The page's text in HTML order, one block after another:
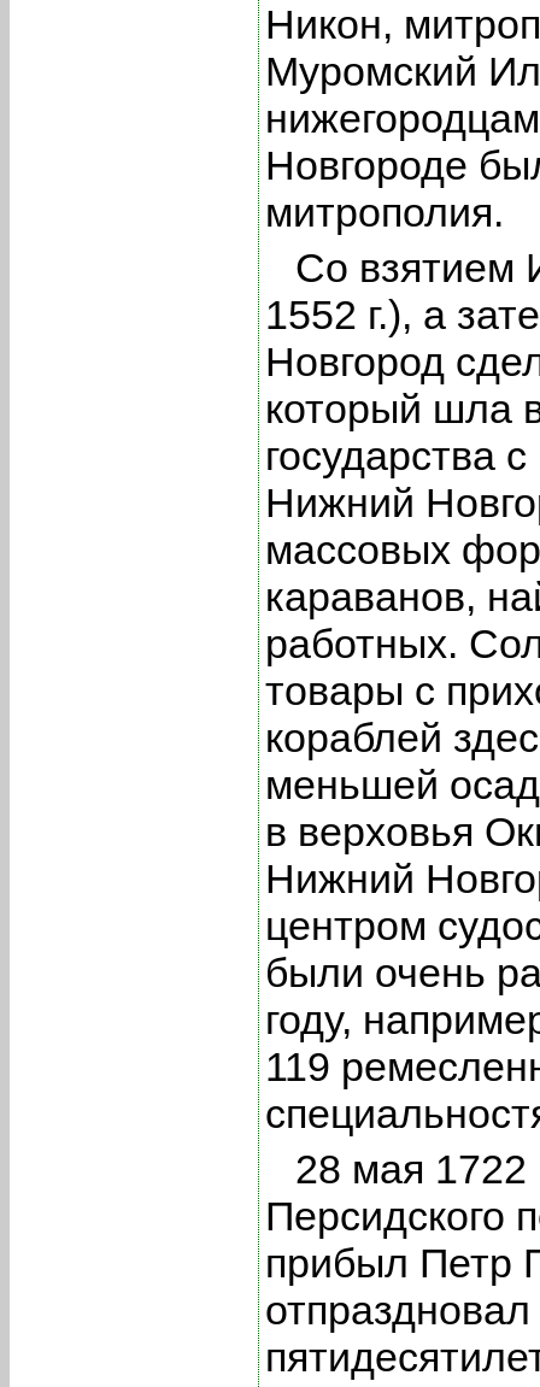
Никон,
Муромский
Новгороде
митрополия.
Со взятием
1552 г.), а
Новгород
который шла
государства
Нижний
массовых
караванов,
работных.
товары с
кораблей
меньшей
в верховья
Нижний
центром
были очень
году,
119
28 мая 1722
Персидского
прибыл Петр